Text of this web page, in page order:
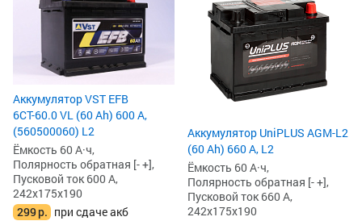
Аккумулятор VST EFB
6СТ-60.0 VL (60 Ah) 600 А,
(560500060) L2
Ёмкость 60 А·ч,
Полярность обратная [- +],
Пусковой ток 600 А,
242x175x190
299р. при сдаче акб
Аккумулятор UniPLUS AGM-L2
(60 Ah) 660 А, L2
Ёмкость 60 А·ч,
Полярность обратная [- +],
Пусковой ток 660 А,
242x175x190